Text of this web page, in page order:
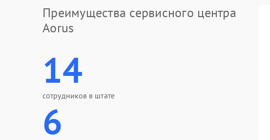
Преимущества сервисного центра
Aorus
14
сотрудников в штате
6